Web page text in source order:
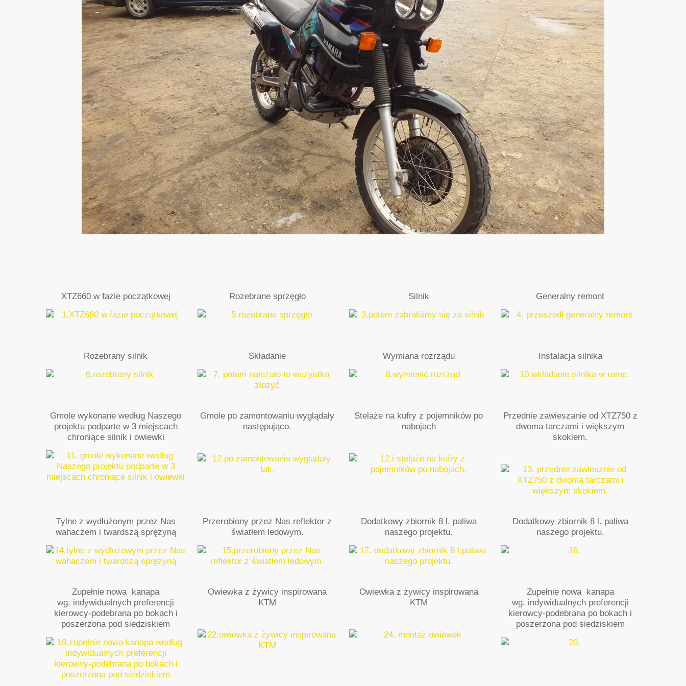
XTZ660 w fazie początkowej Rozebrane sprzęgło Silnik Generalny remont
Rozebrany silnik Składanie Wymiana rozrządu Instalacja silnika
Gmole wykonane według Naszego
projektu podparte w 3 miejscach
chroniące silnik i owiewki
Gmole po zamontowaniu wyglądały
następująco.
Stelaże na kufry z pojemników po
nabojach
Przednie zawieszanie od XTZ750 z
dwoma tarczami i większym
skokiem.
Tylne z wydłużonym przez Nas
wahaczem i twardszą sprężyną
Przerobiony przez Nas reflektor z
światłem ledowym.
Dodatkowy zbiornik 8 l. paliwa
naszego projektu.
Dodatkowy zbiornik 8 l. paliwa
naszego projektu.
Zupełnie nowa kanapa
wg. indywidualnych preferencji
kierowcy-podebrana po bokach i
poszerzona pod siedziskiem
Owiewka z żywicy inspirowana
KTM
Owiewka z żywicy inspirowana
KTM
Zupełnie nowa kanapa
wg. indywidualnych preferencji
kierowcy-podebrana po bokach i
poszerzona pod siedziskiem